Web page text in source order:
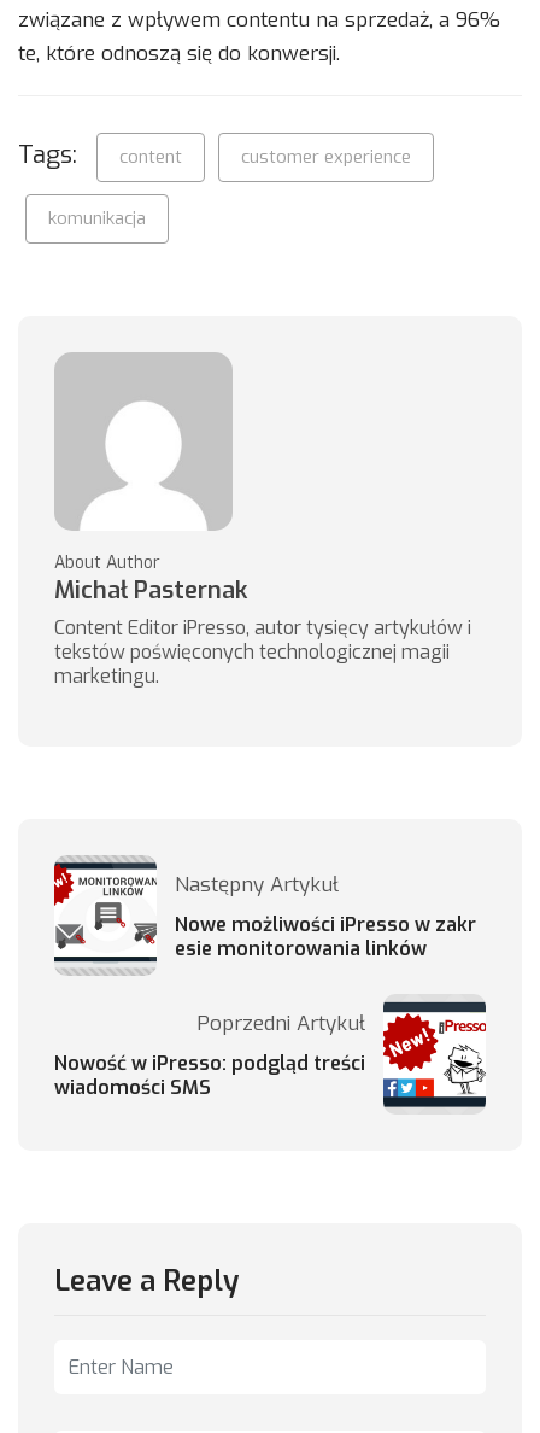
związane z wpływem contentu na sprzedaż, a 96%
te, które odnoszą się do konwersji.
Tags: content customer experience
komunikacja
About Author
Michał Pasternak
Content Editor iPresso, autor tysięcy artykułów i
tekstów poświęconych technologicznej magii
marketingu.
Następny Artykuł
Nowe możliwości iPresso w zakr
esie monitorowania linków
Poprzedni Artykuł
Nowość w iPresso: podgląd treści
wiadomości SMS
Leave a Reply